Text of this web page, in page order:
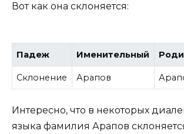
Вот как она склоняется:
Падеж Именительный
Склонение Арапов
Интересно, что в некоторых
языка фамилия Арапов